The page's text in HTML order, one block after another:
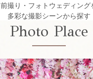
前撮り・フォトウェディング
多彩な撮影シーンから探す
Photo Place